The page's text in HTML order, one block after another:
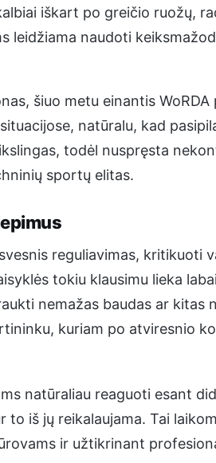
iškart po greičio ruožų,
leidžiama naudoti
šiuo metu einantis
natūralu, kad
todėl nuspręsta
sportų elitas.
reguliavimas, kritikuoti
tokiu klausimu lieka
nemažas baudas ar kitas
kuriam po atviresnio
natūraliau reaguoti esant
iš jų reikalaujama. Tai
ir užtikrinant